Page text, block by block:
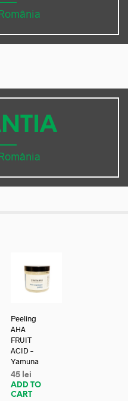
Peeling
AHA
FRUIT
ACID –
Yamuna
45 lei
ADD TO
CART